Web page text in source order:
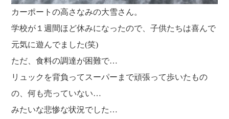
カーポートの高さなみの大雪さん。
学校が１週間ほど休みになったので、子供たちは喜んで
元気に遊んでました(笑)
ただ、食料の調達が困難で…
リュックを背負ってスーパーまで頑張って歩いたもの
の、何も売っていない…
みたいな悲惨な状況でした…